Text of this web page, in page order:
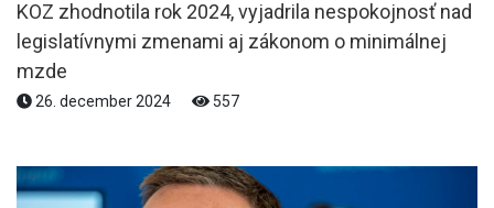
KOZ zhodnotila rok 2024, vyjadrila nespokojnosť nad
legislatívnymi zmenami aj zákonom o minimálnej
mzde
26. december 2024 557